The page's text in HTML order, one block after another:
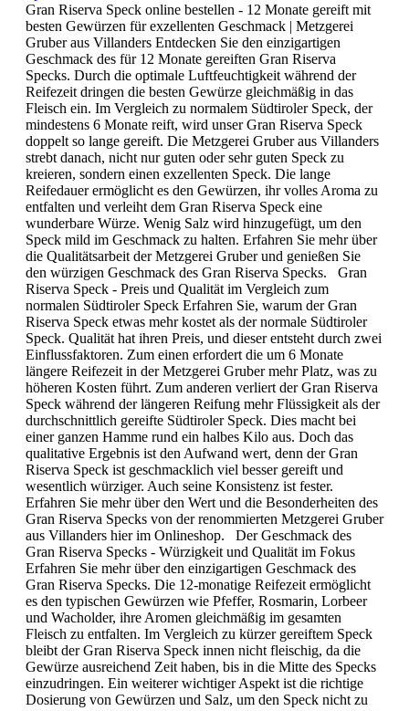
Gran Riserva Speck online bestellen - 12 Monate gereift mit
besten Gewürzen für exzellenten Geschmack | Metzgerei
Gruber aus Villanders Entdecken Sie den einzigartigen
Geschmack des für 12 Monate gereiften Gran Riserva
Specks. Durch die optimale Luftfeuchtigkeit während der
Reifezeit dringen die besten Gewürze gleichmäßig in das
Fleisch ein. Im Vergleich zu normalem Südtiroler Speck, der
mindestens 6 Monate reift, wird unser Gran Riserva Speck
doppelt so lange gereift. Die Metzgerei Gruber aus Villanders
strebt danach, nicht nur guten oder sehr guten Speck zu
kreieren, sondern einen exzellenten Speck. Die lange
Reifedauer ermöglicht es den Gewürzen, ihr volles Aroma zu
entfalten und verleiht dem Gran Riserva Speck eine
wunderbare Würze. Wenig Salz wird hinzugefügt, um den
Speck mild im Geschmack zu halten. Erfahren Sie mehr über
die Qualitätsarbeit der Metzgerei Gruber und genießen Sie
den würzigen Geschmack des Gran Riserva Specks. Gran
Riserva Speck - Preis und Qualität im Vergleich zum
normalen Südtiroler Speck Erfahren Sie, warum der Gran
Riserva Speck etwas mehr kostet als der normale Südtiroler
Speck. Qualität hat ihren Preis, und dieser entsteht durch zwei
Einflussfaktoren. Zum einen erfordert die um 6 Monate
längere Reifezeit in der Metzgerei Gruber mehr Platz, was zu
höheren Kosten führt. Zum anderen verliert der Gran Riserva
Speck während der längeren Reifung mehr Flüssigkeit als der
durchschnittlich gereifte Südtiroler Speck. Dies macht bei
einer ganzen Hamme rund ein halbes Kilo aus. Doch das
qualitative Ergebnis ist den Aufwand wert, denn der Gran
Riserva Speck ist geschmacklich viel besser gereift und
wesentlich würziger. Auch seine Konsistenz ist fester.
Erfahren Sie mehr über den Wert und die Besonderheiten des
Gran Riserva Specks von der renommierten Metzgerei Gruber
aus Villanders hier im Onlineshop. Der Geschmack des
Gran Riserva Specks - Würzigkeit und Qualität im Fokus
Erfahren Sie mehr über den einzigartigen Geschmack des
Gran Riserva Specks. Die 12-monatige Reifezeit ermöglicht
es den typischen Gewürzen wie Pfeffer, Rosmarin, Lorbeer
und Wacholder, ihre Aromen gleichmäßig im gesamten
Fleisch zu entfalten. Im Vergleich zu kürzer gereiftem Speck
bleibt der Gran Riserva Speck innen nicht fleischig, da die
Gewürze ausreichend Zeit haben, bis in die Mitte des Specks
einzudringen. Ein weiterer wichtiger Aspekt ist die richtige
Dosierung von Gewürzen und Salz, um den Speck nicht zu